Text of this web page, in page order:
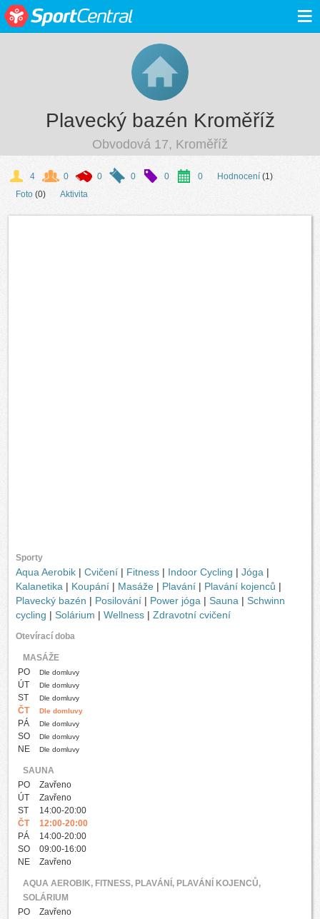
≡
Plavecký bazén Kroměříž
Obvodová 17, Kroměříž
4 0 0 0 0 0 Hodnocení (1)
Foto (0) Aktivita
Sporty
Aqua Aerobik | Cvičení | Fitness | Indoor Cycling | Jóga |
Kalanetika | Koupání | Masáže | Plavání | Plavání kojenců |
Plavecký bazén | Posilování | Power jóga | Sauna | Schwinn
cycling | Solárium | Wellness | Zdravotní cvičení
Otevírací doba
MASÁŽE
PO
Dle domluvy
ÚT Dle domluvy
ST Dle domluvy
ČT Dle domluvy
PÁ Dle domluvy
SO Dle domluvy
NE Dle domluvy
SAUNA
PO
Zavřeno
ÚT
Zavřeno
ST
14:00-20:00
ČT
12:00-20:00
PÁ
14:00-20:00
SO
09:00-16:00
NE
Zavřeno
AQUA AEROBIK, FITNESS, PLAVÁNÍ, PLAVÁNÍ KOJENCŮ,
SOLÁRIUM
PO
Zavřeno